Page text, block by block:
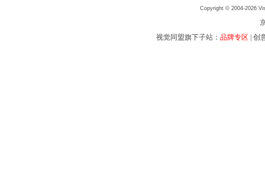
Copyright © 2004-2026
视觉同盟旗下子站： 品牌专区 创